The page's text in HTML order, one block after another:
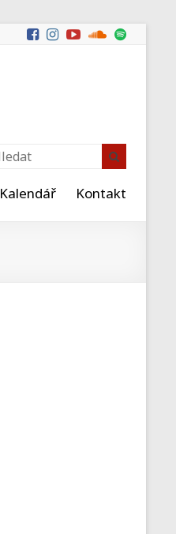
Kalendář Kontakt